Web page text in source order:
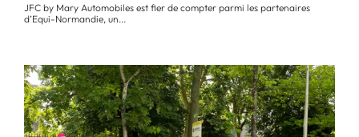
JFC by Mary Automobiles est fier de compter parmi les partenaires
d’Equi-Normandie, un...